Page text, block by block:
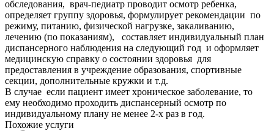
обследования, врач-педиатр проводит осмотр ребенка,
определяет группу здоровья, формулирует рекомендации по
режиму, питанию, физической нагрузке, закаливанию,
лечению (по показаниям), составляет индивидуальный план
диспансерного наблюдения на следующий год и оформляет
медицинскую справку о состоянии здоровья для
предоставления в учреждение образования, спортивные
секции, дополнительные кружки и т.д.
В случае если пациент имеет хроническое заболевание, то
ему необходимо проходить диспансерный осмотр по
индивидуальному плану не менее 2-х раз в год.
Похожие услуги